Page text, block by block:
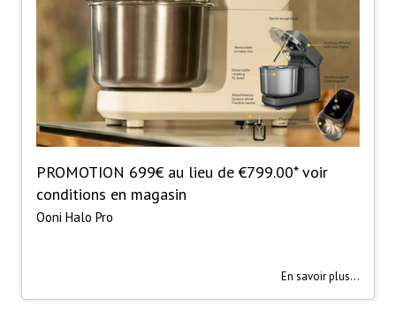
PROMOTION 699€ au lieu de €799.00* voir
conditions en magasin
Ooni Halo Pro
En savoir plus...